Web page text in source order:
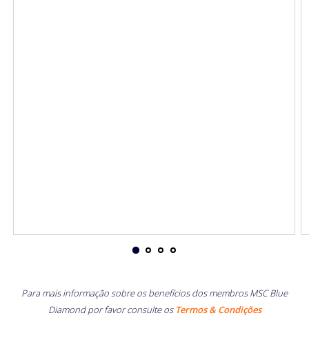
Para mais informação sobre os benefícios dos membros MSC Blue
Diamond por favor consulte os Termos & Condições